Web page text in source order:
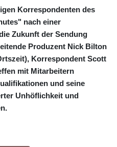
Korrespondenten des
nach einer
Zukunft der Sendung
Produzent Nick Bilton
Korrespondent Scott
mit Mitarbeitern
und seine
Unhöflichkeit und